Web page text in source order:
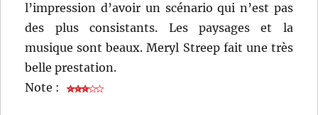
l’impression d’avoir un scénario qui n’est pas
des plus consistants. Les paysages et la
musique sont beaux. Meryl Streep fait une très
belle prestation.
Note :